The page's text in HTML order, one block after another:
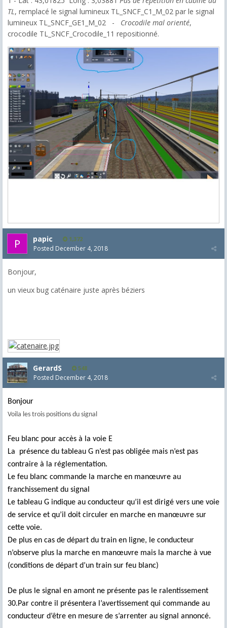
TL, remplacé le signal lumineux TL_SNCF_C1_M_02 par le signal
lumineux TL_SNCF_GE1_M_02 - Crocodile mal orienté,
crocodile TL_SNCF_Crocodile_11 repositionné.
papic 1,372
Posted December 4, 2018
Bonjour,
un vieux bug caténaire juste après béziers
GerardS 548
Posted December 4, 2018
Bonjour
Voila les trois positions du signal
Feu blanc pour accès à la voie E
La
présence du tableau G n’est pas obligée mais n’est pas
contraire à la réglementation.
Le feu blanc commande la marche en manœuvre au
franchissement du signal
Le tableau G indique au conducteur qu’il est dirigé vers une voie
de service et qu’il doit circuler en marche en manœuvre sur
cette voie.
De plus en cas de départ du train en ligne, le conducteur
n’observe plus la marche en manœuvre mais la marche à vue
(conditions de départ d’un train sur feu blanc)
De plus le signal en amont ne présente pas le ralentissement
30.Par contre il présentera l’avertissement qui commande au
conducteur d’être en mesure de s’arrenter au signal annoncé.